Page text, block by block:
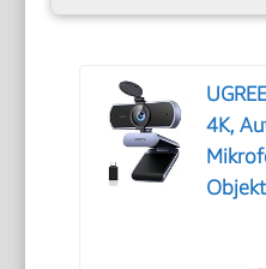
4K,